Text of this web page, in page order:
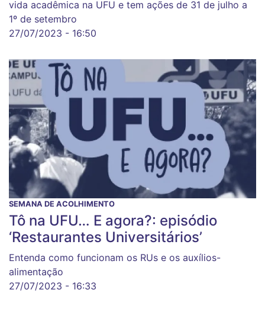
vida acadêmica na UFU e tem ações de 31 de julho a
1º de setembro
27/07/2023 - 16:50
SEMANA DE ACOLHIMENTO
Tô na UFU… E agora?: episódio
‘Restaurantes Universitários’
Entenda como funcionam os RUs e os auxílios-
alimentação
27/07/2023 - 16:33